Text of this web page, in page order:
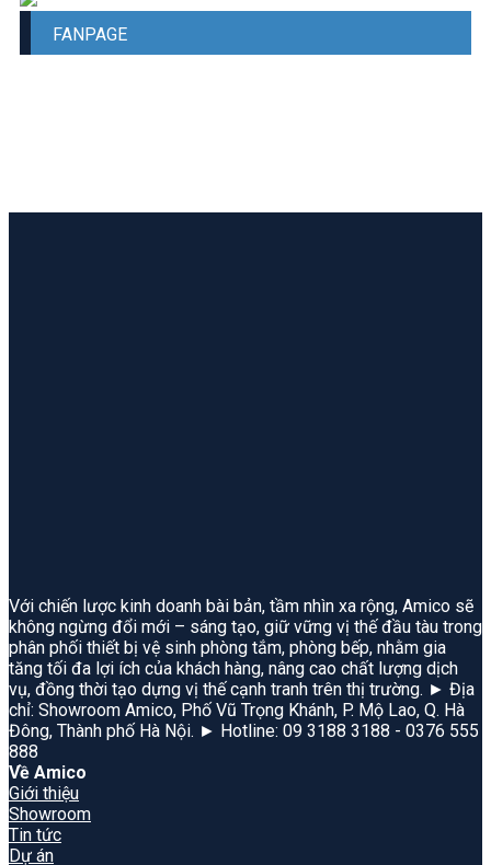
FANPAGE
Với chiến lược kinh doanh bài bản, tầm nhìn xa rộng, Amico sẽ
không ngừng đổi mới – sáng tạo, giữ vững vị thế đầu tàu trong
phân phối thiết bị vệ sinh phòng tắm, phòng bếp, nhằm gia
tăng tối đa lợi ích của khách hàng, nâng cao chất lượng dịch
vụ, đồng thời tạo dựng vị thế cạnh tranh trên thị trường. ► Địa
chỉ: Showroom Amico, Phố Vũ Trọng Khánh, P. Mộ Lao, Q. Hà
Đông, Thành phố Hà Nội. ► Hotline: 09 3188 3188 - 0376 555
888
Về Amico
Giới thiệu
Showroom
Tin tức
Dự án